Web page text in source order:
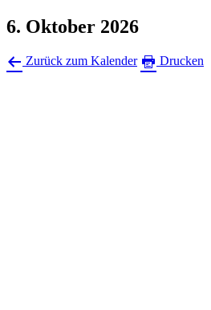
6. Oktober 2026
Zurück zum Kalender Drucken